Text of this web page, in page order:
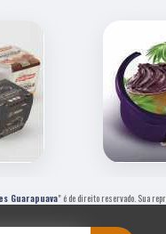
Guarapuava" é de direito reservado. Sua